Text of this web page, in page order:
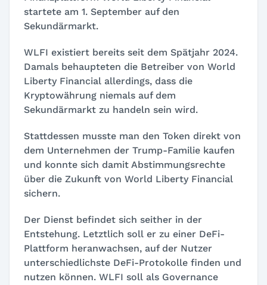
startete am 1. September auf den
Sekundärmarkt.
WLFI existiert bereits seit dem Spätjahr 2024.
Damals behaupteten die Betreiber von World
Liberty Financial allerdings, dass die
Kryptowährung niemals auf dem
Sekundärmarkt zu handeln sein wird.
Stattdessen musste man den Token direkt von
dem Unternehmen der Trump-Familie kaufen
und konnte sich damit Abstimmungsrechte
über die Zukunft von World Liberty Financial
sichern.
Der Dienst befindet sich seither in der
Entstehung. Letztlich soll er zu einer DeFi-
Plattform heranwachsen, auf der Nutzer
unterschiedlichste DeFi-Protokolle finden und
nutzen können. WLFI soll als Governance